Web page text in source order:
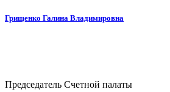
Грищенко Галина Владимировна
Председатель Счетной палаты